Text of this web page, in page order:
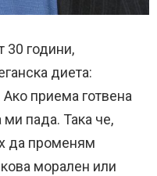
30 години,
диета:
приема готвена
пада. Така че,
да променям
морален или